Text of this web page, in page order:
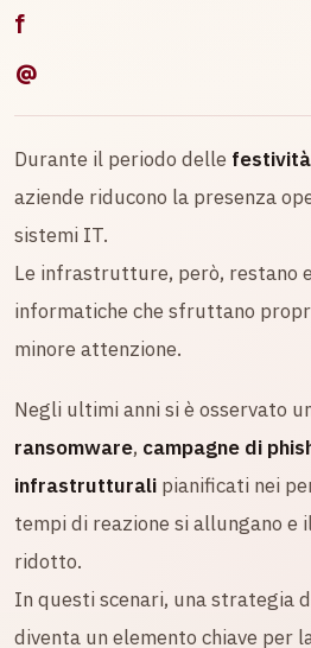
f
@
Durante il periodo delle
aziende riducono la presenza
sistemi IT.
Le infrastrutture, però, restano
informatiche che sfruttano
minore attenzione.
Negli ultimi anni si è osservato
ransomware, campagne di
infrastrutturali pianificati nei
tempi di reazione si allungano e
ridotto.
In questi scenari, una strategia
diventa un elemento chiave per